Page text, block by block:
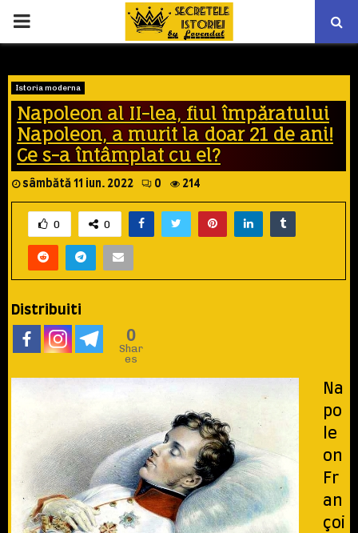
PRIMARY
Istoria moderna
Napoleon al II-lea, fiul împăratului
Napoleon, a murit la doar 21 de ani!
Ce s-a întâmplat cu el?
sâmbătă 11 iun. 2022 0 214
0 0
Distribuiti
0
Shar
es
Na
po
le
on
Fr
an
çoi